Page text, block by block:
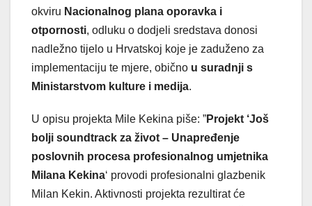
okviru Nacionalnog plana oporavka i
otpornosti, odluku o dodjeli sredstava donosi
nadležno tijelo u Hrvatskoj koje je zaduženo za
implementaciju te mjere, obično u suradnji s
Ministarstvom kulture i medija.
U opisu projekta Mile Kekina piše: ”Projekt ‘Još
bolji soundtrack za život – Unapređenje
poslovnih procesa profesionalnog umjetnika
Milana Kekina‘ provodi profesionalni glazbenik
Milan Kekin. Aktivnosti projekta rezultirat će